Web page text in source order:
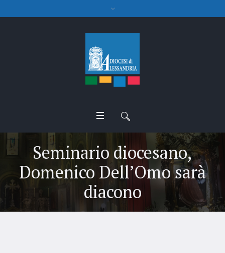
Seminario diocesano,
Domenico Dell’Omo sarà
diacono